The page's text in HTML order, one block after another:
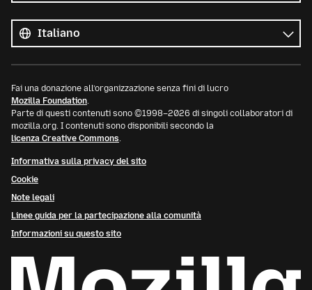
le
lingue
Lingua
Fai una donazione all’organizzazione senza fini di lucro
Mozilla Foundation.
Parte di questi contenuti sono ©1998–2026 di singoli collaboratori di
mozilla.org. I contenuti sono disponibili secondo la
licenza Creative Commons.
Informativa sulla privacy del sito
Cookie
Note legali
Linee guida per la partecipazione alla comunità
Informazioni su questo sito